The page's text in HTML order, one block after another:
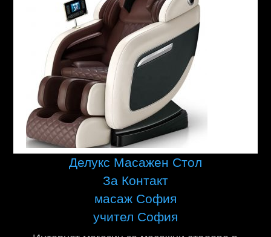
Делукс Масажен Стол
За Контакт
масаж София
учител София